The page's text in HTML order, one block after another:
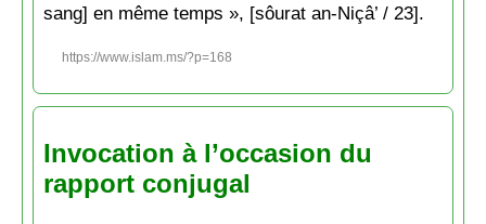
sang] en même temps », [sôurat an-Niçâ’ / 23].
https://www.islam.ms/?p=168
Invocation à l’occasion du
rapport conjugal